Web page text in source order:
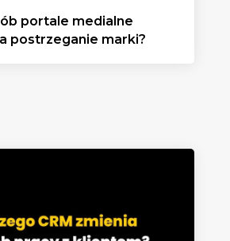
portale medialne
postrzeganie marki?